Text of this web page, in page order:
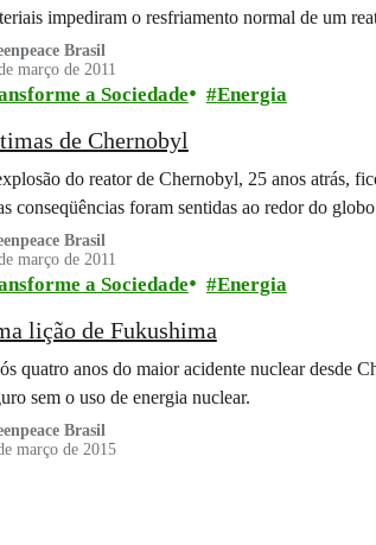
impediram o resfriamento normal de um
Brasil
março de 2011
a Sociedade Energia
de Chernobyl
do reator de Chernobyl, 25 anos atrás,
conseqüências foram sentidas ao redor do
Brasil
março de 2011
a Sociedade Energia
lição de Fukushima
quatro anos do maior acidente nuclear desde
sem o uso de energia nuclear.
Brasil
março de 2015